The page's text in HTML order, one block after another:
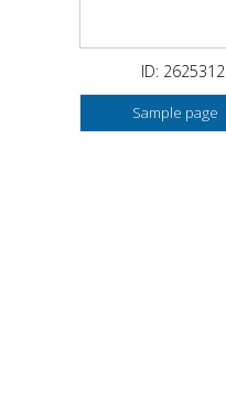
ID: 2625312
Sample page